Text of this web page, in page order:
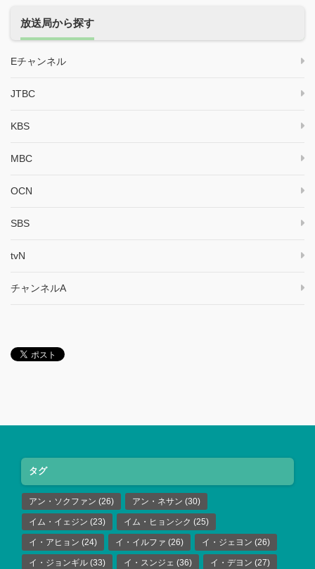
放送局から探す
Eチャンネル
JTBC
KBS
MBC
OCN
SBS
tvN
チャンネルA
タグ
アン・ソクファン (26) アン・ネサン (30)
イム・イェジン (23) イム・ヒョンシク (25)
イ・アヒョン (24) イ・イルファ (26) イ・ジェヨン (26)
イ・ジョンギル (33) イ・スンジェ (36) イ・デヨン (27)